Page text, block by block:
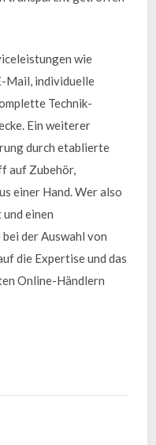
wie
Mail, individuelle
Technik-
Ein weiterer
durch etablierte
auf Zubehör,
einer Hand. Wer also
einen
der Auswahl von
die Expertise und das
Online-Händlern